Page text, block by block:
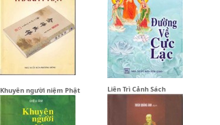
Khuyên người niệm Phật Liên Trì Cảnh Sách